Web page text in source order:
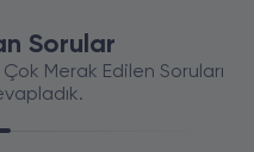
Sorular
Merak Edilen Soruları